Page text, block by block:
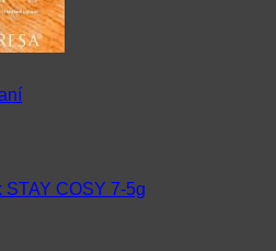
COSY 7-5g